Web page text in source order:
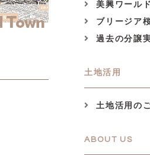
美興ワール
ブリージア
過去の分譲
土地活用
土地活用の
ABOUT US